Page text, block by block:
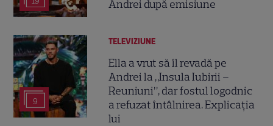
Andrei după emisiune
9
TELEVIZIUNE
Ella a vrut să îl revadă pe
Andrei la „Insula Iubirii –
Reuniuni”, dar fostul logodnic
a refuzat întâlnirea. Explicația
lui